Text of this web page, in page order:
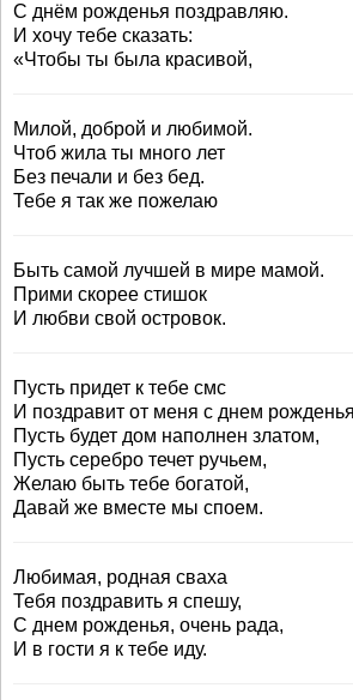
С днём рожденья поздравляю.
И хочу тебе сказать:
«Чтобы ты была красивой,
Милой, доброй и любимой.
Чтоб жила ты много лет
Без печали и без бед.
Тебе я так же пожелаю
Быть самой лучшей в мире мамой.
Прими скорее стишок
И любви свой островок.
Пусть придет к тебе смс
И поздравит от меня с днем
Пусть будет дом наполнен златом,
Пусть серебро течет ручьем,
Желаю быть тебе богатой,
Давай же вместе мы споем.
Любимая, родная сваха
Тебя поздравить я спешу,
С днем рожденья, очень рада,
И в гости я к тебе иду.